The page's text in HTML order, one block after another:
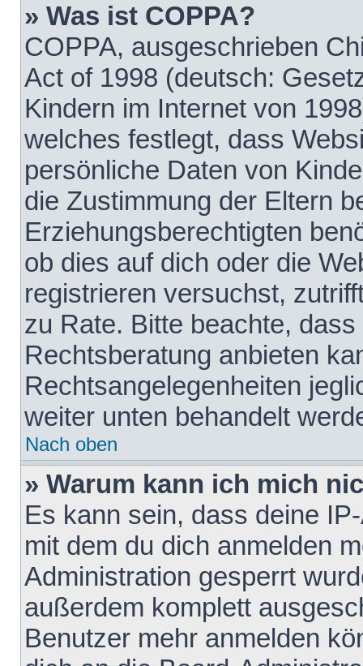
» Was ist COPPA?
COPPA, ausgeschrieben
Act of 1998 (deutsch:
Kindern im Internet von
welches festlegt, dass
persönliche Daten von
die Zustimmung der Eltern
Erziehungsberechtigten
ob dies auf dich oder die
registrieren versuchst,
zu Rate. Bitte beachte,
Rechtsberatung anbieten
Rechtsangelegenheiten
weiter unten behandelt
Nach oben
» Warum kann ich mich
Es kann sein, dass deine
mit dem du dich anmelden
Administration gesperrt
außerdem komplett
Benutzer mehr anmelden